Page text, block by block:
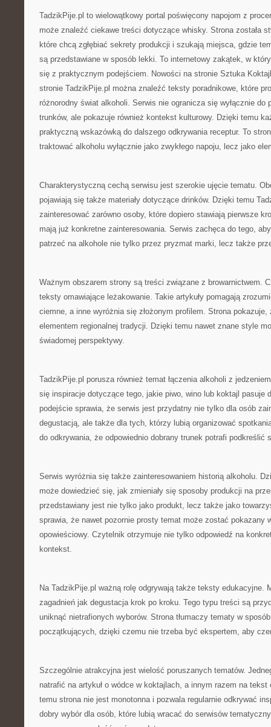
TadzikPije.pl to wielowątkowy portal poświęcony napojom z
może znaleźć ciekawe treści dotyczące whisky. Strona została
które chcą zgłębiać sekrety produkcji i szukają miejsca, gdzie
są przedstawiane w sposób lekki. To internetowy zakątek, w
się z praktycznym podejściem. Nowości na stronie Sztuka
stronie TadzikPije.pl można znaleźć teksty poradnikowe, które
różnorodny świat alkoholi. Serwis nie ogranicza się wyłącznie do
trunków, ale pokazuje również kontekst kulturowy. Dzięki temu
praktyczną wskazówką do dalszego odkrywania receptur. To
traktować alkoholu wyłącznie jako zwykłego napoju, lecz jako
Charakterystyczną cechą serwisu jest szerokie ujęcie tematu.
pojawiają się także materiały dotyczące drinków. Dzięki temu
zainteresować zarówno osoby, które dopiero stawiają pierwsze
mają już konkretne zainteresowania. Serwis zachęca do tego,
patrzeć na alkohole nie tylko przez pryzmat marki, lecz także
Ważnym obszarem strony są treści związane z browarnictwem.
teksty omawiające leżakowanie. Takie artykuły pomagają
ciemne, a inne wyróżnia się złożonym profilem. Strona
elementem regionalnej tradycji. Dzięki temu nawet znane style
świadomej perspektywy.
TadzikPije.pl porusza również temat łączenia alkoholi z
się inspiracje dotyczące tego, jakie piwo, wino lub koktajl pasuje
podejście sprawia, że serwis jest przydatny nie tylko dla osób
degustacją, ale także dla tych, którzy lubią organizować
do odkrywania, że odpowiednio dobrany trunek potrafi podkreślić
Serwis wyróżnia się także zainteresowaniem historią alkoholu.
może dowiedzieć się, jak zmieniały się sposoby produkcji na
przedstawiany jest nie tylko jako produkt, lecz także jako
sprawia, że nawet pozornie prosty temat może zostać pokazany
opowieściowy. Czytelnik otrzymuje nie tylko odpowiedź na
kontekst.
Na TadzikPije.pl ważną rolę odgrywają także teksty edukacyjne.
zagadnień jak degustacja krok po kroku. Tego typu treści są
uniknąć nietrafionych wyborów. Strona tłumaczy tematy w
początkujących, dzięki czemu nie trzeba być ekspertem, aby
Szczególnie atrakcyjna jest wielość poruszanych tematów.
natrafić na artykuł o wódce w koktajlach, a innym razem na
temu strona nie jest monotonna i pozwala regularnie odkrywać
dobry wybór dla osób, które lubią wracać do serwisów